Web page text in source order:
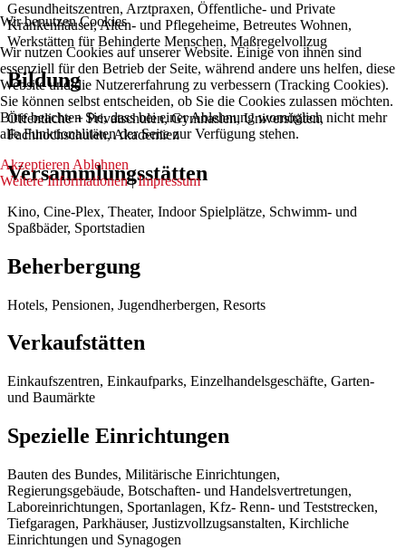
Gesundheitszentren, Arztpraxen, Öffentliche- und Private
Krankenhäuser, Alten- und Pflegeheime, Betreutes Wohnen,
Werkstätten für Behinderte Menschen, Maßregelvollzug
Bildung
Öffentliche + Privatschulen, Gymnasien, Universitäten,
Fachhochschulen, Akademien
Versammlungsstätten
Kino, Cine-Plex, Theater, Indoor Spielplätze, Schwimm- und
Spaßbäder, Sportstadien
Beherbergung
Hotels, Pensionen, Jugendherbergen, Resorts
Verkaufstätten
Einkaufszentren, Einkaufparks, Einzelhandelsgeschäfte, Garten-
und Baumärkte
Spezielle Einrichtungen
Bauten des Bundes, Militärische Einrichtungen,
Regierungsgebäude, Botschaften- und Handelsvertretungen,
Laboreinrichtungen, Sportanlagen, Kfz- Renn- und Teststrecken,
Tiefgaragen, Parkhäuser, Justizvollzugsanstalten, Kirchliche
Einrichtungen und Synagogen
Wir benutzen Cookies
Wir nutzen Cookies auf unserer Website. Einige von ihnen sind
essenziell für den Betrieb der Seite, während andere uns helfen, diese
Website und die Nutzererfahrung zu verbessern (Tracking Cookies).
Sie können selbst entscheiden, ob Sie die Cookies zulassen möchten.
Bitte beachten Sie, dass bei einer Ablehnung womöglich nicht mehr
alle Funktionalitäten der Seite zur Verfügung stehen.
Akzeptieren Ablehnen
Weitere Informationen|Impressum